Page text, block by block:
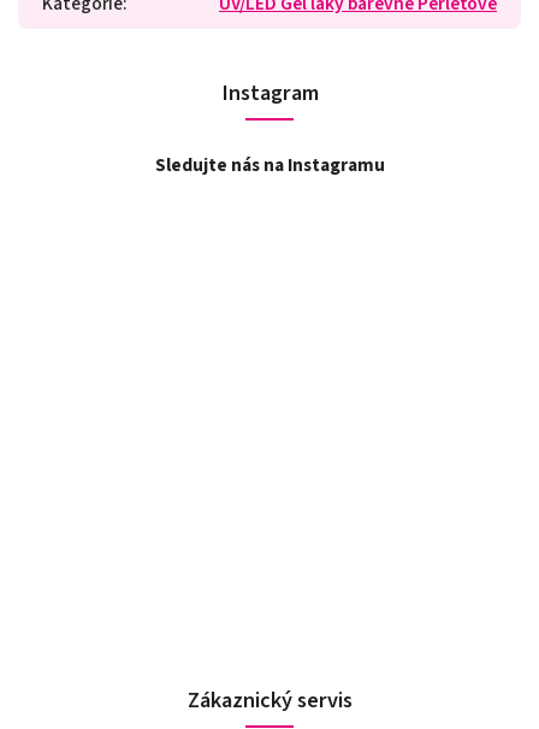
Instagram
Sledujte nás na Instagramu
Zákaznický servis